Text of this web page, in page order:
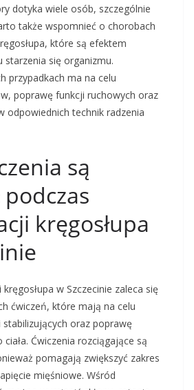
dotyka wiele osób, szczególnie
także wspomnieć o chorobach
które są efektem
starzenia się organizmu.
przypadkach ma na celu
poprawę funkcji ruchowych oraz
odpowiednich technik radzenia
są
kręgosłupa
w Szczecinie zaleca się
ćwiczeń, które mają na celu
oraz poprawę
ciała. Ćwiczenia rozciągające są
pomagają zwiększyć zakres
mięśniowe. Wśród